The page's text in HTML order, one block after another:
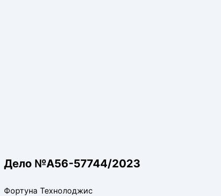
Дело №А56-57744/2023
Фортуна Технолоджис